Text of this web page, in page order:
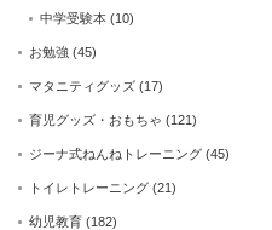
中学受験本 (10)
お勉強 (45)
マタニティグッズ (17)
育児グッズ・おもちゃ (121)
ジーナ式ねんねトレーニング (45)
トイレトレーニング (21)
幼児教育 (182)